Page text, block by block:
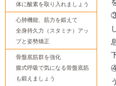
体に酸素を取り入れましょう
心肺機能、筋力を鍛えて
全身持久力（スタミナ）アッ
プと姿勢矯正
骨盤底筋群を強化
腹式呼吸で気になる骨盤底筋
も鍛えましょう